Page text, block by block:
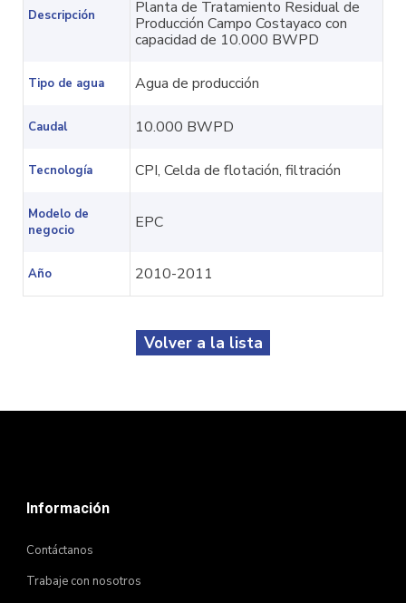
Descripción
Planta de Tratamiento Residual de
Producción Campo Costayaco con
capacidad de 10.000 BWPD
Tipo de agua Agua de producción
Caudal 10.000 BWPD
Tecnología CPI, Celda de flotación, filtración
Modelo de
negocio
EPC
Año 2010-2011
Volver a la lista
Información
Contáctanos
Trabaje con nosotros